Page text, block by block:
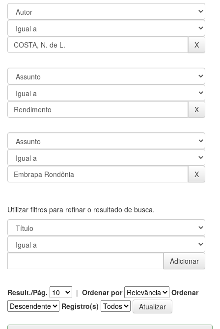
Utilizar filtros para refinar o resultado de busca.
Result./Pág. | Ordenar por
Ordenar
Registro(s)